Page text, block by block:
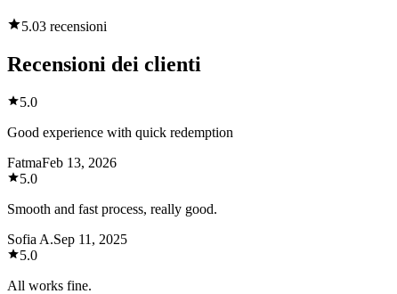
5.03 recensioni
Recensioni dei clienti
5.0
Good experience with quick redemption
FatmaFeb 13, 2026
5.0
Smooth and fast process, really good.
Sofia A.Sep 11, 2025
5.0
All works fine.